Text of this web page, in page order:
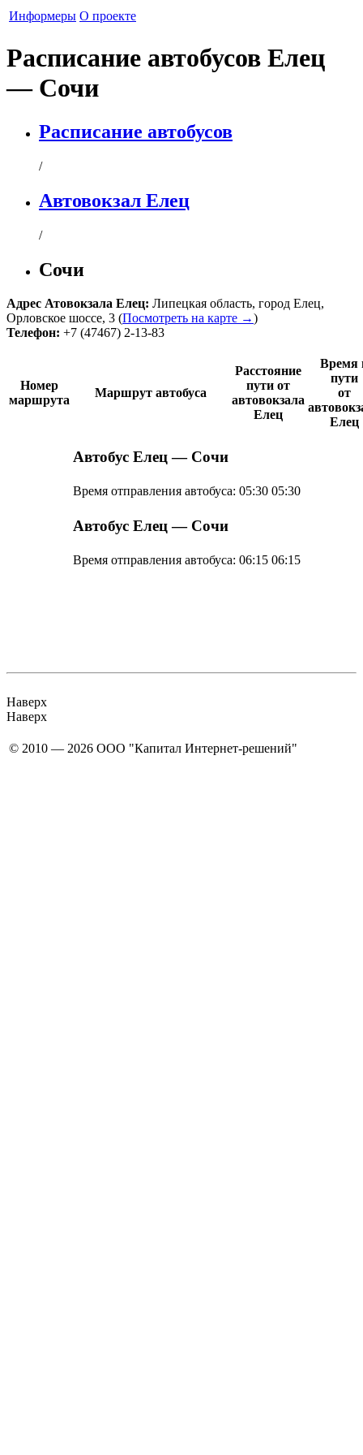
Информеры О проекте
Расписание автобусов Елец
— Сочи
Расписание автобусов
/
Автовокзал Елец
/
Сочи
Адрес Атовокзала Елец: Липецкая область, город Елец,
Орловское шоссе, 3 (Посмотреть на карте →)
Телефон: +7 (47467) 2-13-83
Номер
маршрута
Маршрут автобуса
Расстояние
пути от
автовокзала
Елец
Время
пути
от
Елец
Автобус Елец — Сочи
Время отправления автобуса: 05:30 05:30
Автобус Елец — Сочи
Время отправления автобуса: 06:15 06:15
Наверх
Наверх
© 2010 — 2026 ООО "Капитал Интернет-решений"